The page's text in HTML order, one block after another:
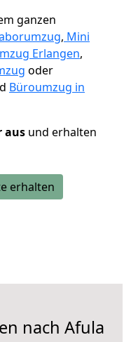
ganzen
, Mini
Erlangen,
oder
Büroumzug in
aus und erhalten
erhalten
nach Afula